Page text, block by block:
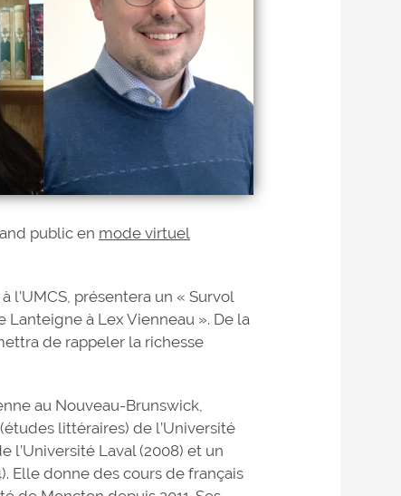
public en mode virtuel
l'UMCS, présentera un « Survol
à Lex Vienneau ». De la
de rappeler la richesse
au Nouveau-Brunswick,
littéraires) de l’Université
l’Université Laval (2008) et un
Elle donne des cours de français